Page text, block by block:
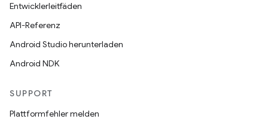
Entwicklerleitfäden
API-Referenz
Android Studio herunterladen
Android NDK
SUPPORT
Plattformfehler melden